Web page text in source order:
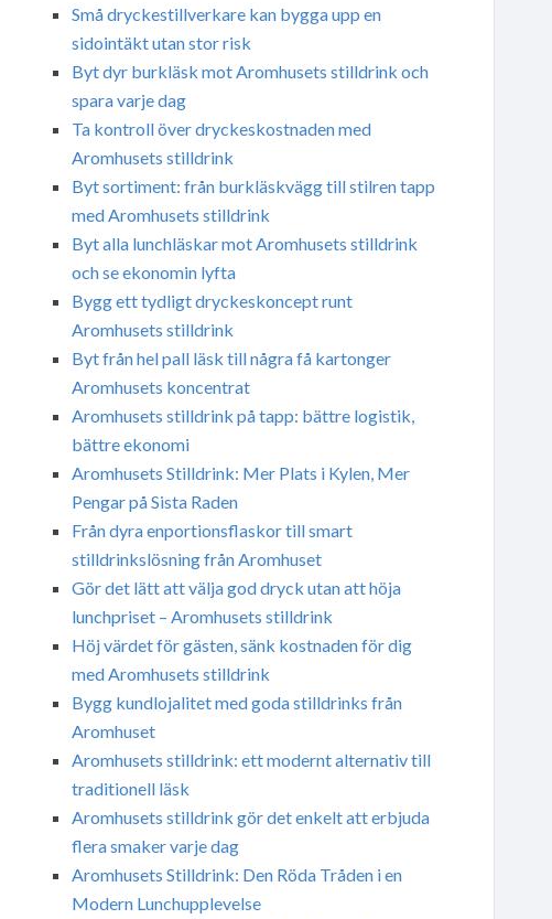
Små dryckestillverkare kan bygga upp en
sidointäkt utan stor risk
Byt dyr burkläsk mot Aromhusets stilldrink och
spara varje dag
Ta kontroll över dryckeskostnaden med
Aromhusets stilldrink
Byt sortiment: från burkläskvägg till stilren tapp
med Aromhusets stilldrink
Byt alla lunchläskar mot Aromhusets stilldrink
och se ekonomin lyfta
Bygg ett tydligt dryckeskoncept runt
Aromhusets stilldrink
Byt från hel pall läsk till några få kartonger
Aromhusets koncentrat
Aromhusets stilldrink på tapp: bättre logistik,
bättre ekonomi
Aromhusets Stilldrink: Mer Plats i Kylen, Mer
Pengar på Sista Raden
Från dyra enportionsflaskor till smart
stilldrinkslösning från Aromhuset
Gör det lätt att välja god dryck utan att höja
lunchpriset – Aromhusets stilldrink
Höj värdet för gästen, sänk kostnaden för dig
med Aromhusets stilldrink
Bygg kundlojalitet med goda stilldrinks från
Aromhuset
Aromhusets stilldrink: ett modernt alternativ till
traditionell läsk
Aromhusets stilldrink gör det enkelt att erbjuda
flera smaker varje dag
Aromhusets Stilldrink: Den Röda Tråden i en
Modern Lunchupplevelse